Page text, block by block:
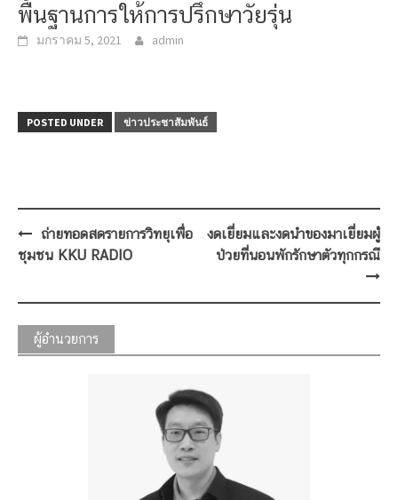
พื้นฐานการให้การปรึกษาวัยรุ่น
มกราคม 5, 2021 admin
POSTED UNDER ข่าวประชาสัมพันธ์
Post
navigation
ถ่ายทอดสดรายการวิทยุเพื่อ
ชุมชน KKU RADIO
งดเยี่ยมและงดนำของมาเยี่ยมผู้
ป่วยที่นอนพักรักษาตัวทุกกรณี
ผู้อำนวยการ